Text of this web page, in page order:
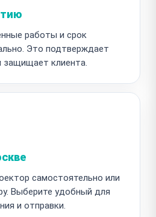
работы и срок
Это подтверждает
защищает клиента.
самостоятельно или
Выберите удобный для
и отправки.